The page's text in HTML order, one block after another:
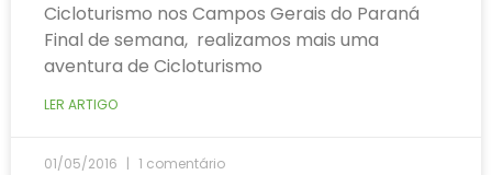
Cicloturismo nos Campos Gerais do Paraná
Final de semana, realizamos mais uma
aventura de Cicloturismo
LER ARTIGO
01/05/2016 1 comentário